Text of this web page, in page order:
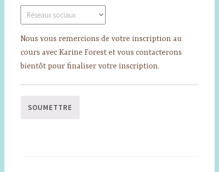
Nous vous remercions de votre inscription au
cours avec Karine Forest et vous contacterons
bientôt pour finaliser votre inscription.